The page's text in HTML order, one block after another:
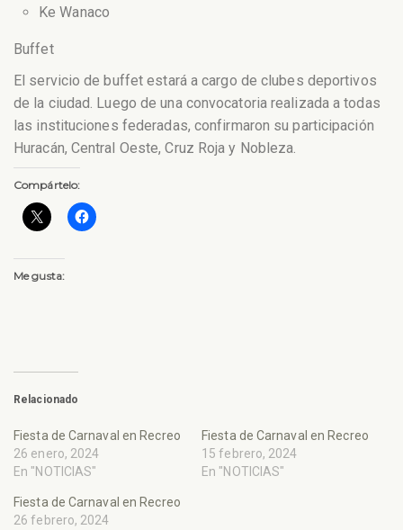
Ke Wanaco
Buffet
El servicio de buffet estará a cargo de clubes deportivos
de la ciudad. Luego de una convocatoria realizada a todas
las instituciones federadas, confirmaron su participación
Huracán, Central Oeste, Cruz Roja y Nobleza.
Compártelo:
Me gusta:
Relacionado
Fiesta de Carnaval en Recreo
26 enero, 2024
En "NOTICIAS"
Fiesta de Carnaval en Recreo
15 febrero, 2024
En "NOTICIAS"
Fiesta de Carnaval en Recreo
26 febrero, 2024